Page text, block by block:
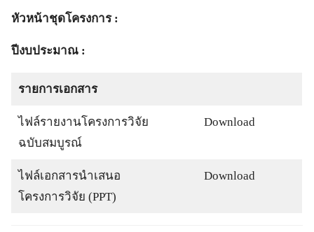
หัวหน้าชุดโครงการ :
ปีงบประมาณ :
รายการเอกสาร
ไฟล์รายงานโครงการวิจัย
ฉบับสมบูรณ์
Download
ไฟล์เอกสารนำเสนอ
โครงการวิจัย (PPT)
Download